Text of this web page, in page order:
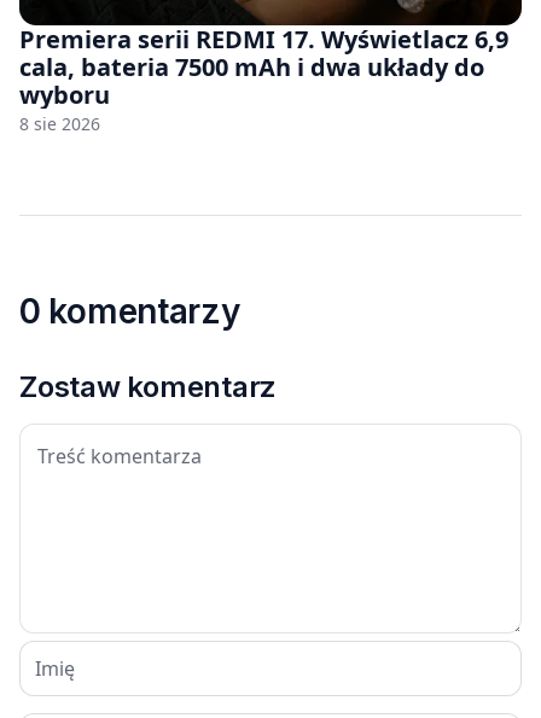
Premiera serii REDMI 17. Wyświetlacz 6,9
cala, bateria 7500 mAh i dwa układy do
wyboru
8 sie 2026
0 komentarzy
Zostaw komentarz